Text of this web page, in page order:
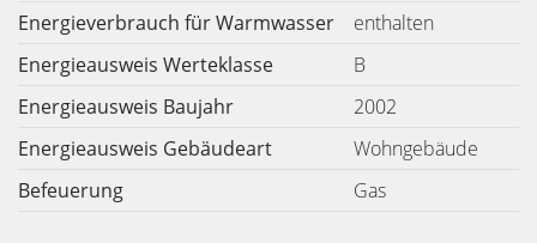
Energieverbrauch für Warmwasser
enthalten
Energieausweis Werteklasse
B
Energieausweis Baujahr
2002
Energieausweis Gebäudeart
Wohngebäude
Befeuerung
Gas